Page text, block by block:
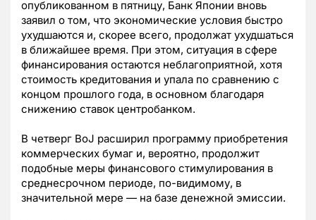
опубликованном в пятницу, Банк Японии вновь
заявил о том, что экономические условия быстро
ухудшаются и, скорее всего, продолжат ухудшаться
в ближайшее время. При этом, ситуация в сфере
финансирования остаются неблагоприятной, хотя
стоимость кредитования и упала по сравнению с
концом прошлого года, в основном благодаря
снижению ставок центробанком.
В четверг BoJ расширил программу приобретения
коммерческих бумаг и, вероятно, продолжит
подобные меры финансового стимулирования в
среднесрочном периоде, по-видимому, в
значительной мере — на базе денежной эмиссии.